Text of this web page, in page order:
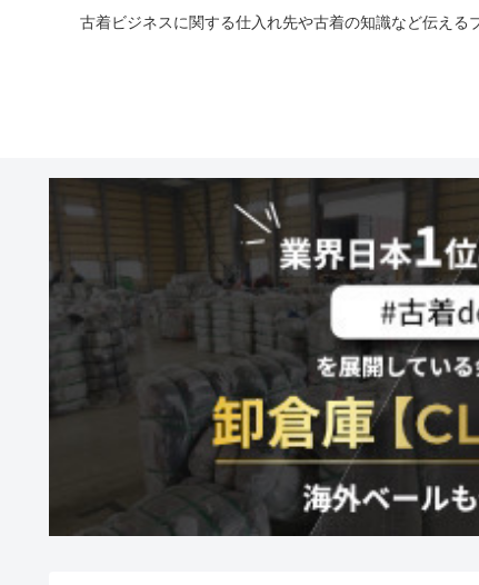
古着ビジネスに関する仕入れ先や古着の知識など伝え